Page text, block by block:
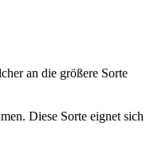
an die größere Sorte
Diese Sorte eignet sich